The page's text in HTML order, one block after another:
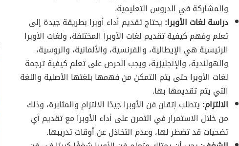
والمشاركة في الدروس التعليمية.
دراسة لغات الأوبرا: يحتاج تقديم أداء أوبرا بطريقة جيدة إلى
تعلم وفهم كيفية تقديم لغات الأوبرا المختلفة، ولغات الأوبرا
الرئيسية هي الإيطالية، والفرنسية، والألمانية، والروسية،
والهولندية، والإنجليزية، ويجب الحرص على تعلم كيفية ترجمة
لغات الأوبرا حتى يتم التمكن من فهمها بلغتها الأصلية واللغة
التي يتم تقديمها بها.
الالتزام: يتطلب إتقان فن الأوبرا جيدًا الالتزام والمثابرة، وذلك
من خلال الاستمرار في التمرن على أداء الأوبرا مع تقديم أي
تضحيات قد تضطر لها، وعدم التخاذل عن أوقات تدريبها.